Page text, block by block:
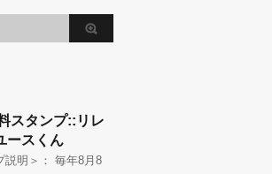
スタンプ::リレ
ースくん
説明＞： 毎年8月8